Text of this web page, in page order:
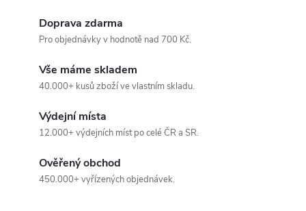
Doprava zdarma
Pro objednávky v hodnotě nad 700 Kč.
Vše máme skladem
40.000+ kusů zboží ve vlastním skladu.
Výdejní místa
12.000+ výdejních míst po celé ČR a SR.
Ověřený obchod
450.000+ vyřízených objednávek.